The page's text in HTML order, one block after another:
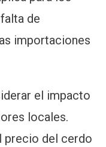
de
importaciones
el impacto
locales.
precio del cerdo